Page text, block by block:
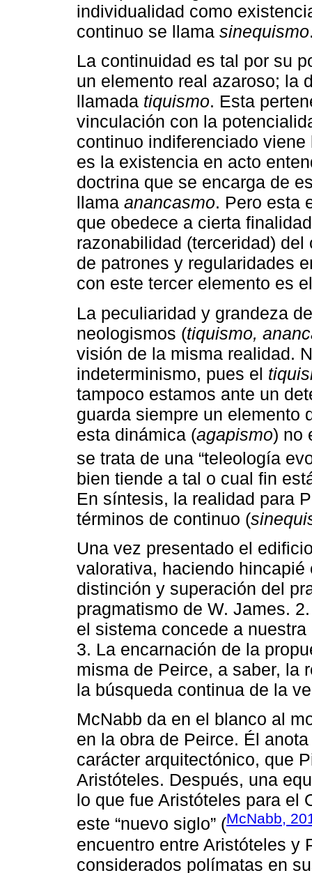
individualidad como
continuo se llama sinequismo
La continuidad es tal por su
un elemento real azaroso; la
llamada tiquismo. Esta
vinculación con la
continuo indiferenciado
es la existencia en acto
doctrina que se encarga de
llama anancasmo. Pero esta
que obedece a cierta
razonabilidad (terceridad)
de patrones y regularidades
con este tercer elemento es
La peculiaridad y grandeza
neologismos (tiquismo,
visión de la misma realidad.
indeterminismo, pues el
tampoco estamos ante un
guarda siempre un elemento
esta dinámica (agapismo) no
se trata de una “teleología
bien tiende a tal o cual fin
En síntesis, la realidad para
términos de continuo (
Una vez presentado el
valorativa, haciendo
distinción y superación del
pragmatismo de W. James.
el sistema concede a
3. La encarnación de la
misma de Peirce, a saber, la
la búsqueda continua de la
McNabb da en el blanco al
en la obra de Peirce. Él
carácter arquitectónico, que
Aristóteles. Después, una
lo que fue Aristóteles para el
este “nuevo siglo” (McNabb,
encuentro entre Aristóteles y
considerados polímatas en